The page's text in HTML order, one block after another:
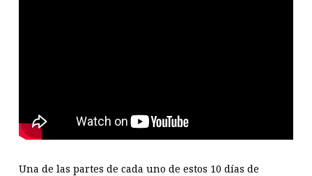
Una de las partes de cada uno de estos 10 días de